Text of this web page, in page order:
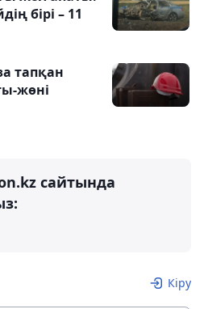
бірі – 11
тапқан
жөні
сайтында
Кіру